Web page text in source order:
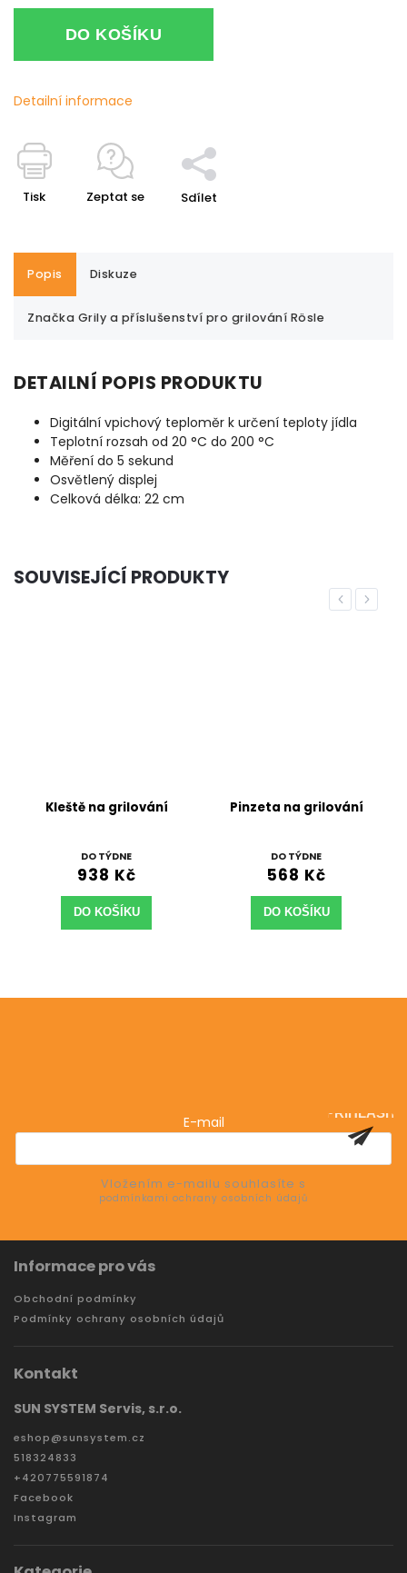
DO KOŠÍKU
Detailní informace
Tisk Zeptat se Sdílet
Popis Diskuze
Značka Grily a příslušenství pro grilování Rösle
DETAILNÍ POPIS PRODUKTU
Digitální vpichový teploměr k určení teploty jídla
Teplotní rozsah od 20 °C do 200 °C
Měření do 5 sekund
Osvětlený displej
Celková délka: 22 cm
SOUVISEJÍCÍ PRODUKTY
Previous
Kleště na grilování
DO TÝDNE
938 Kč
DO KOŠÍKU
Pinzeta na grilování
DO TÝDNE
568 Kč
DO KOŠÍKU
Next
E-mail
Vložením e-mailu souhlasíte s
podmínkami ochrany osobních údajů
PŘIHLÁSIT
Informace pro vás
Obchodní podmínky
Podmínky ochrany osobních údajů
Kontakt
SUN SYSTEM Servis, s.r.o.
eshop@sunsystem.cz
518324833
+420775591874
Facebook
Instagram